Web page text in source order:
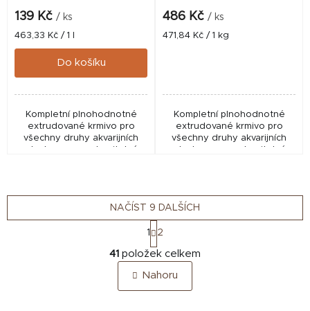
139 Kč / ks
Měrná
cena:
463,33 Kč / 1 l
Do košíku
Kompletní plnohodnotné
extrudované krmivo pro
všechny druhy akvarijních
486 Kč / ks
Měrná
471,84 Kč / 1 kg
Kompletní plnohodnotné
extrudované krmivo pro
všechny druhy akvarijních
O
v
l
á
NAČÍST 9 DALŠÍCH
S
t
r
á
n
k
1 2
41 položek celkem
Nahoru